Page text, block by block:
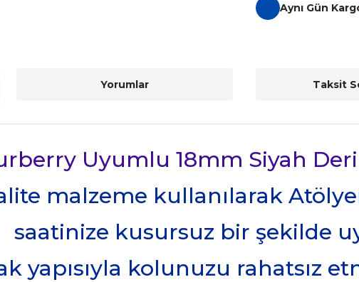
Aynı Gün
Yorumlar Taksit
Uyumlu 18mm Siyah
malzeme kullanılarak
saatinize kusursuz bir şekilde
yapısıyla kolunuzu rahatsız